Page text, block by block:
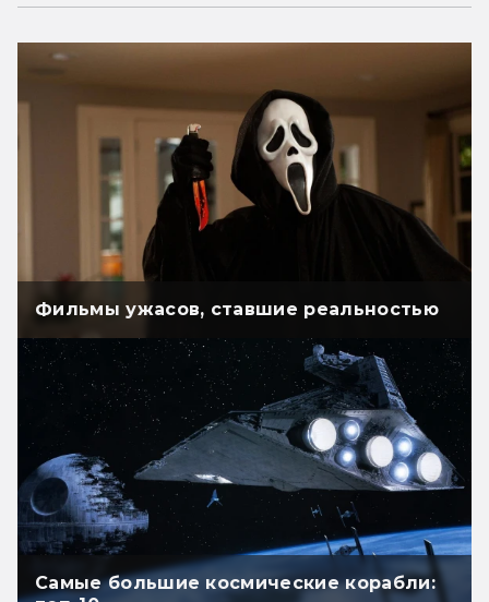
Фильмы ужасов, ставшие реальностью
Самые большие космические корабли: